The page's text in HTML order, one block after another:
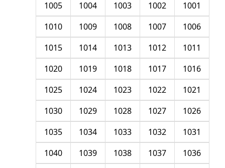
1001
1002
1003
1004
1005
1006
1007
1008
1009
1010
1011
1012
1013
1014
1015
1016
1017
1018
1019
1020
1021
1022
1023
1024
1025
1026
1027
1028
1029
1030
1031
1032
1033
1034
1035
1036
1037
1038
1039
1040